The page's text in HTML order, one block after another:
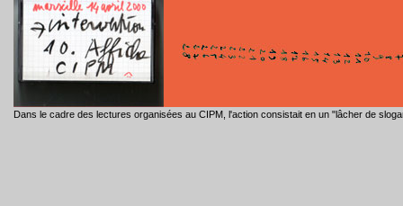
Dans le cadre des lectures organisées au CIPM, l'action consistait en un "lâcher de